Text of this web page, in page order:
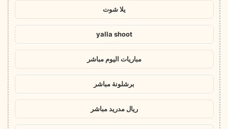
يلا شوت
yalla shoot
مباريات اليوم مباشر
برشلونة مباشر
ريال مدريد مباشر